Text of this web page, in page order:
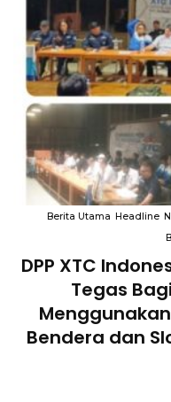
Berita Utama Headline
DPP XTC
Tegas
Bendera dan